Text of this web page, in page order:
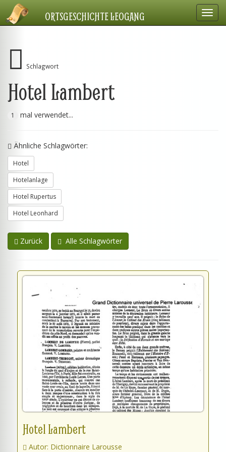
ORTSGESCHICHTE LEOGANG
Schlagwort
Hotel Lambert
1 mal verwendet...
Ähnliche Schlagwörter:
Hotel
Hotelanlage
Hotel Rupertus
Hotel Leonhard
Zurück Alle Schlagwörter
Hotel Lambert
Autor: Dictionnaire Larousse